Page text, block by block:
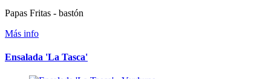
Papas Fritas - bastón
Más info
Ensalada 'La Tasca'